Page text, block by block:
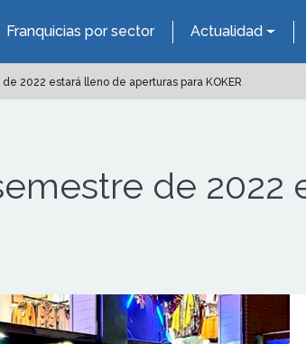
Franquicias por sector Actualidad
2022 estará lleno de aperturas para KOKER
de 2022